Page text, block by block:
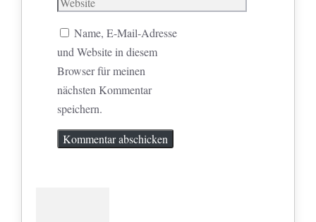
Name, E-Mail-Adresse
und Website in diesem
Browser für meinen
nächsten Kommentar
speichern.